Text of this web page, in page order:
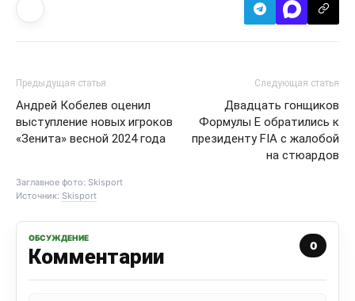
Предыдущая статья
Андрей Кобелев оценил
выступление новых игроков
«Зенита» весной 2024 года
Следующая статья
Двадцать гонщиков
Формулы Е обратились к
президенту FIA с жалобой
на стюардов
Заглавное фото: Skisport
Источник: Skisport
ОБСУЖДЕНИЕ
Комментарии 0